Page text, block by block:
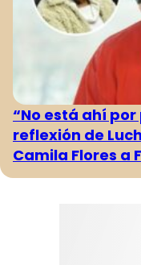
“No está ahí
reflexión de
Camila Flores a